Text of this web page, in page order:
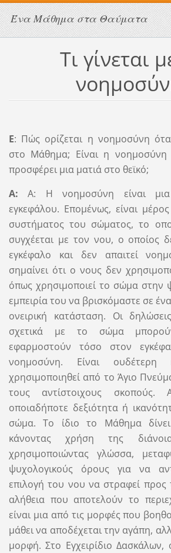
Ένα Μάθημα στα Θαύματα
Τι γίνεται
Ε: Πώς ορίζεται η νοημοσύνη
στο Μάθημα; Είναι η
προσφέρει μια ματιά στο θεϊκό;
Α: Α: Η νοημοσύνη είναι μια
εγκεφάλου. Επομένως, είναι
συστήματος του σώματος, το
συγχέεται με τον νου, ο οποίος
εγκέφαλο και δεν απαιτεί
σημαίνει ότι ο νους δεν
όπως χρησιμοποιεί το σώμα στην
εμπειρία του να βρισκόμαστε σε
ονειρική κατάσταση. Οι
σχετικά με το σώμα
εφαρμοστούν τόσο στον
νοημοσύνη. Είναι
χρησιμοποιηθεί από το Άγιο
τους αντίστοιχους σκοπούς.
οποιαδήποτε δεξιότητα ή
σώμα. Το ίδιο το Μάθημα
κάνοντας χρήση της
χρησιμοποιώντας γλώσσα,
ψυχολογικούς όρους για να
επιλογή του νου να στραφεί προς
αλήθεια που αποτελούν το
είναι μια από τις μορφές που
μάθει να αποδέχεται την αγάπη,
μορφή. Στο Εγχειρίδιο Δασκάλων,